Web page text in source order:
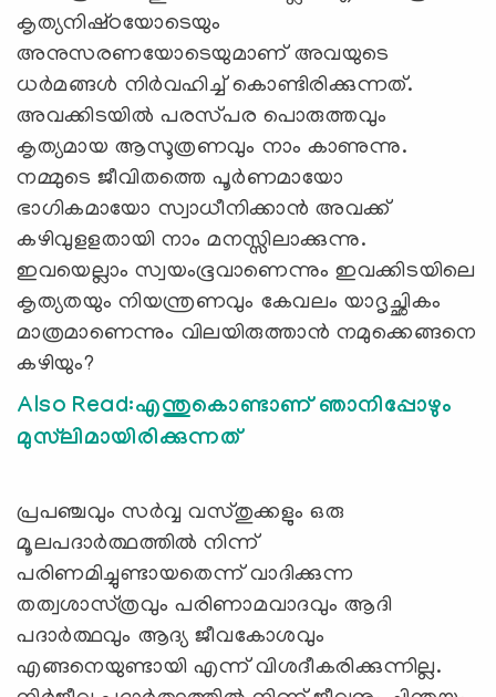
കൃത്യനിഷ്‌ഠയോടെയും
അനുസരണയോടെയുമാണ്‌ അവയുടെ
ധര്‍മങ്ങള്‍ നിര്‍വഹിച്ച്‌ കൊണ്ടിരിക്കുന്നത്‌.
അവക്കിടയില്‍ പരസ്‌പര പൊരുത്തവും
കൃത്യമായ ആസൂത്രണവും നാം കാണുന്നു.
നമ്മുടെ ജീവിതത്തെ പൂര്‍ണമായോ
ഭാഗികമായോ സ്വാധീനിക്കാന്‍ അവക്ക്‌
കഴിവുളളതായി നാം മനസ്സിലാക്കുന്നു.
ഇവയെല്ലാം സ്വയംഭൂവാണെന്നും ഇവക്കിടയിലെ
കൃത്യതയും നിയന്ത്രണവും കേവലം യാദൃച്ഛികം
മാത്രമാണെന്നും വിലയിരുത്താന്‍ നമുക്കെങ്ങനെ
കഴിയും?
Also Read:എന്തുകൊണ്ടാണ് ഞാനിപ്പോഴും
മുസ്‍ലിമായിരിക്കുന്നത്
പ്രപഞ്ചവും സര്‍വ്വ വസ്‌തുക്കളും ഒരു
മൂലപദാര്‍ത്ഥത്തില്‍ നിന്ന്‌
പരിണമിച്ചുണ്ടായതെന്ന്‌ വാദിക്കുന്ന
തത്വശാസ്‌ത്രവും പരിണാമവാദവും ആദി
പദാര്‍ത്ഥവും ആദ്യ ജീവകോശവും
എങ്ങനെയുണ്ടായി എന്ന്‌ വിശദീകരിക്കുന്നില്ല.